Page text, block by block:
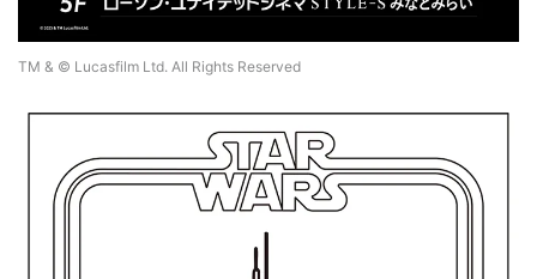
TM & © Lucasfilm Ltd. All Rights Reserved